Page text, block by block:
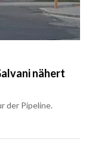
nähert
der Pipeline.